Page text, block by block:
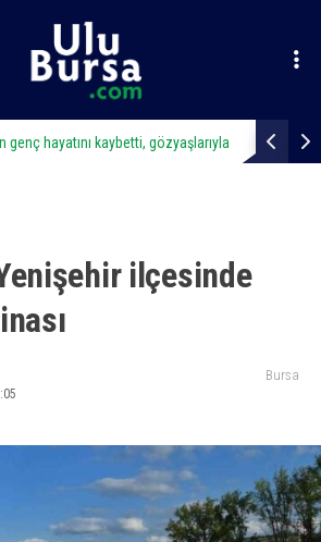
genç hayatını kaybetti, gözyaşlarıyla Uludağ’da
ilçesinde
Bursa